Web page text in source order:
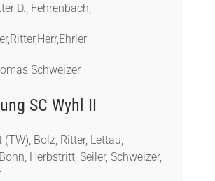
D., Fehrenbach,
Schweizer
SC Wyhl II
Bolz, Ritter, Lettau,
Herbstritt, Seiler, Schweizer,